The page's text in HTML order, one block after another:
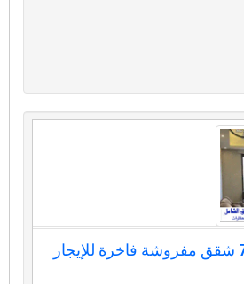
رقم الاعلان 7074 شقق مفروشة فاخرة للإيجار